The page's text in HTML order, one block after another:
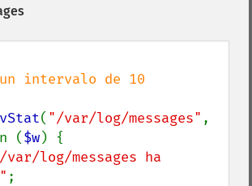
intervalo de 10
( "/var/log/messages"
($w) {
var/log/messages ha
;